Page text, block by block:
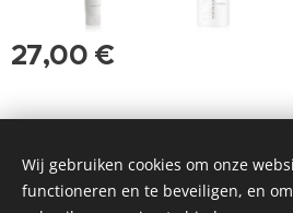
27,00 €
Cookies
Wij gebruiken cookies om onze
functioneren en te beveiligen, en